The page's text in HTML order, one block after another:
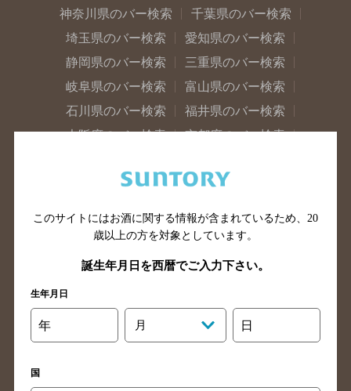
神奈川県のバー検索
千葉県のバー検索
埼玉県のバー検索
愛知県のバー検索
静岡県のバー検索
三重県のバー検索
岐阜県のバー検索
富山県のバー検索
石川県のバー検索
福井県のバー検索
大阪府のバー検索
京都府のバー検索
滋賀県のバー検索
和歌山県のバー検索
山口県のバー検索
鳥取県のバー検索
島根県のバー検索
徳島県のバー検索
高知県のバー検索
福岡県のバー検索
長崎県のバー検索
佐賀県のバー検索
このサイトにはお酒に関する情報が含まれているため、 20
歳以上の方を対象としています。
誕生年月日を西暦でご入力下さい。
生年月日
年 月 日
国